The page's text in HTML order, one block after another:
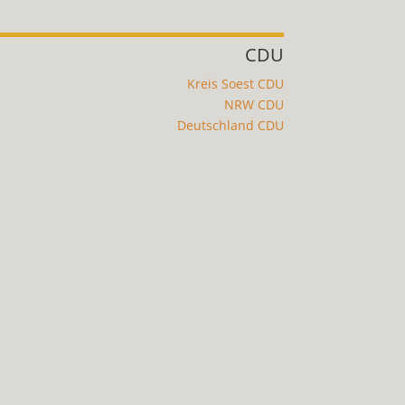
CDU
Kreis Soest CDU
NRW CDU
Deutschland CDU